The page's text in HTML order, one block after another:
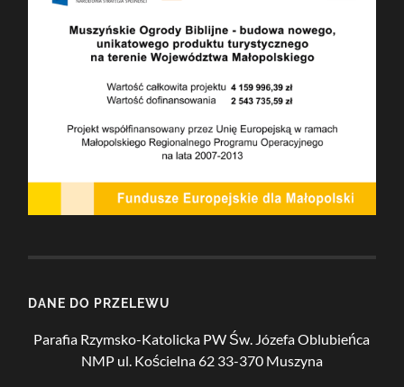
DANE DO PRZELEWU
Parafia Rzymsko-Katolicka PW Św. Józefa Oblubieńca
NMP ul. Kościelna 62 33-370 Muszyna